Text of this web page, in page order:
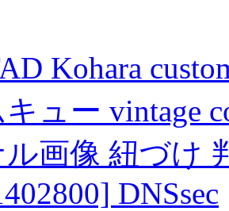
Kohara
ュー vintage
画像 紐づけ
DNSsec